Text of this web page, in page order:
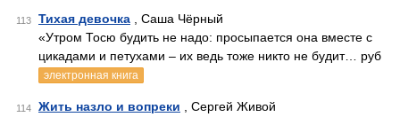
113 Тихая девочка , Саша Чёрный
«Утром Тосю будить не надо: просыпается она вместе с
цикадами и петухами – их ведь тоже никто не будит… руб
электронная книга
114 Жить назло и вопреки , Сергей Живой